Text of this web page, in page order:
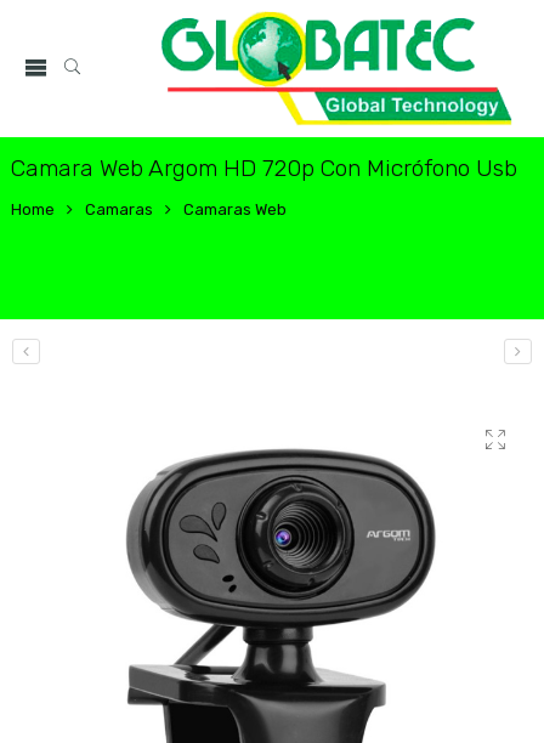
Camara Web Argom HD 720p Con Micrófono Usb
Home Camaras Camaras Web